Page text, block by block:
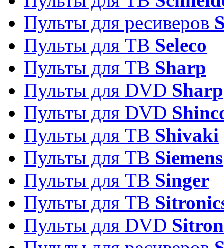
Пульты для ресиверов
Пульты для ТВ Seleco
Пульты для ТВ Sharp
Пульты для DVD Sharp
Пульты для DVD
Пульты для ТВ Shivaki
Пульты для ТВ Siemens
Пульты для ТВ Singer
Пульты для ТВ
Пульты для DVD